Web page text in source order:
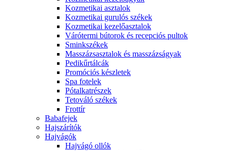
Kozmetikai asztalok
Kozmetikai gurulós székek
Kozmetikai kezelőasztalok
Várótermi bútorok és recepciós pultok
Sminkszékek
Masszázsasztalok és masszázságyak
Pedikűrtálcák
Promóciós készletek
Spa fotelek
Pótalkatrészek
Tetováló székek
Frottír
Babafejek
Hajszárítók
Hajvágók
Hajvágó ollók